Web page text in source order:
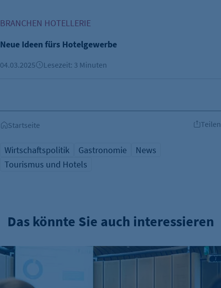
BRANCHEN HOTELLERIE
Neue Ideen fürs Hotelgewerbe
04.03.2025 Lesezeit: 3 Minuten
Startseite Teilen
Wirtschaftspolitik Gastronomie
News
Tourismus und Hotels
Das könnte Sie auch interessieren
IHK-Umfragen: Hohe Zufriedenheit bei Azubis – doch